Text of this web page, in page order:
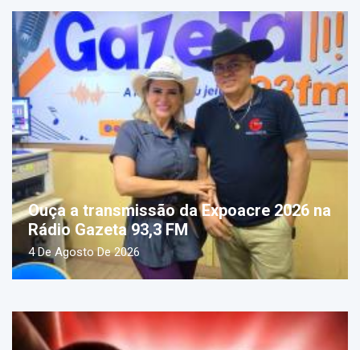
Ouça a transmissão da Expoacre 2026 na
Rádio Gazeta 93,3 FM
4 De Agosto De 2026